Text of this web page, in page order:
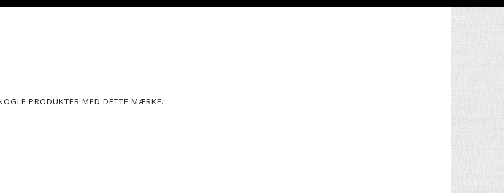
PRODUKTER MED DETTE MÆRKE.